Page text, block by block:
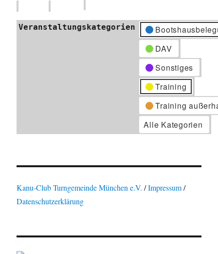
Veranstaltungskategorien
DAV
Sonstiges
Training
Training
Alle Kategorien
Kanu-Club Turngemeinde München e.V. /Impressum/
Datenschutzerklärung